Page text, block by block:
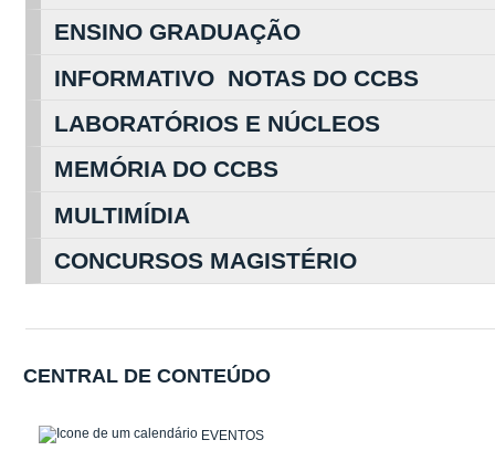
ENSINO GRADUAÇÃO
INFORMATIVO NOTAS DO CCBS
LABORATÓRIOS E NÚCLEOS
MEMÓRIA DO CCBS
MULTIMÍDIA
CONCURSOS MAGISTÉRIO
CENTRAL DE CONTEÚDO
EVENTOS